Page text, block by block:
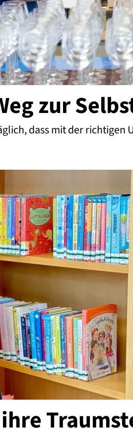
zur
dass mit der richtigen